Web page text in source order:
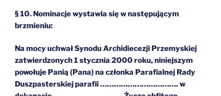
§ 10. Nominacje wystawia się w następującym
brzmieniu:
Na mocy uchwał Synodu Archidiecezji Przemyskiej
zatwierdzonych 1 stycznia 2000 roku, niniejszym
powołuje Panią (Pana) na członka Parafialnej Rady
Duszpasterskiej parafii ……………………………. w